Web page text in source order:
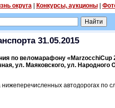
округа| Конкурсы, аукционы|
31.05.2015
по веломарафону «MarzocchiCup
ул. Маяковского, ул. Народного
автодорогах по